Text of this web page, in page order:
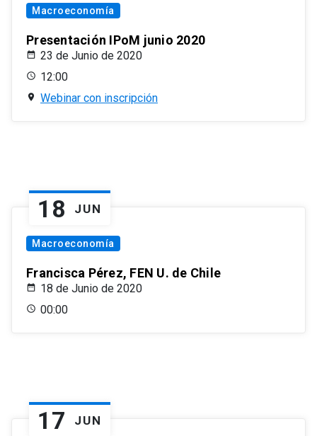
Macroeconomía
Presentación IPoM junio 2020
23 de Junio de 2020
12:00
Webinar con inscripción
18 JUN
Macroeconomía
Francisca Pérez, FEN U. de Chile
18 de Junio de 2020
00:00
17 JUN